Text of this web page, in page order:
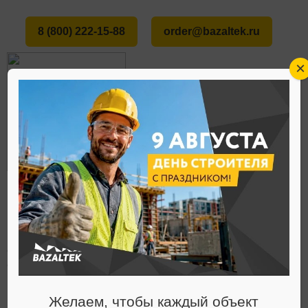
8 (800) 222-15-88 order@bazaltek.ru
ГЛАВНАЯ О НАС
СТАТЬИ
В ИТАЛИИ УСПЕШНО ПРОТЕСТИРОВАЛИ
СЕЙСМОУСТОЙЧИВУЮ БАЗАЛЬТОВУЮ
Желаем, чтобы каждый объект
×